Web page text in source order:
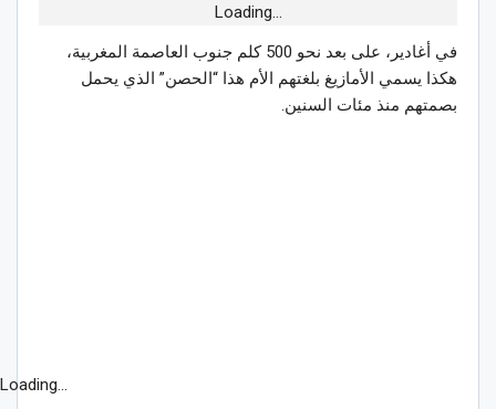
Loading...
في أغادير، على بعد نحو 500 كلم جنوب العاصمة المغربية،
هكذا يسمي الأمازيغ بلغتهم الأم هذا “الحصن” الذي يحمل
بصمتهم منذ مئات السنين.
Loading...